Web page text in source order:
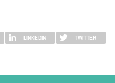
LINKEDIN TWITTER